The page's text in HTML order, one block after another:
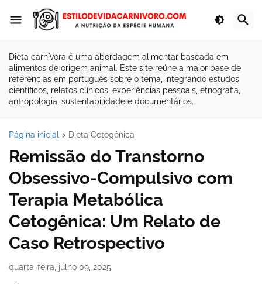
Dieta carnívora é uma abordagem alimentar baseada em
alimentos de origem animal. Este site reúne a maior base de
referências em português sobre o tema, integrando estudos
científicos, relatos clínicos, experiências pessoais, etnografia,
antropologia, sustentabilidade e documentários.
Página inicial Dieta Cetogênica
Remissão do Transtorno
Obsessivo-Compulsivo com
Terapia Metabólica
Cetogênica: Um Relato de
Caso Retrospectivo
quarta-feira, julho 09, 2025